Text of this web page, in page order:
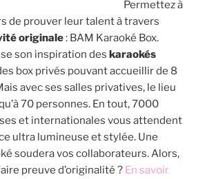
Permettez à
de prouver leur talent à travers
originale: BAM Karaoké Box.
son inspiration des karaokés
box privés pouvant accueillir de 8
avec ses salles privatives, le lieu
70 personnes. En tout, 7000
et internationales vous attendent
ultra lumineuse et stylée. Une
soudera vos collaborateurs. Alors,
preuve d’originalité ? En savoir